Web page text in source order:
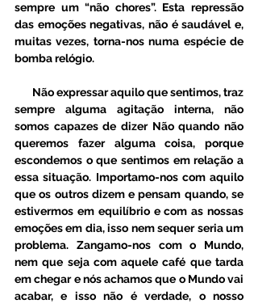
sempre um “não chores”. Esta repressão
das emoções negativas, não é saudável e,
muitas vezes, torna-nos numa espécie de
bomba relógio.
sempre alguma agitação interna, não
somos capazes de dizer Não quando não
queremos fazer alguma coisa, porque
escondemos o que sentimos em relação a
essa situação. Importamo-nos com aquilo
que os outros dizem e pensam quando, se
estivermos em equilíbrio e com as nossas
emoções em dia, isso nem sequer seria um
problema. Zangamo-nos com o Mundo,
nem que seja com aquele café que tarda
em chegar e nós achamos que o Mundo vai
acabar, e isso não é verdade, o nosso